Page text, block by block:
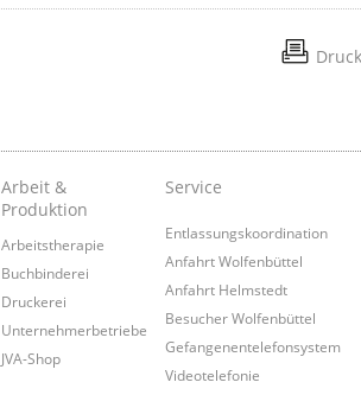
Arbeit &
Produktion
Arbeitstherapie
Buchbinderei
Druckerei
Unternehmerbetriebe
JVA-Shop
Service
Entlassungskoordination
Anfahrt Wolfenbüttel
Anfahrt Helmstedt
Besucher Wolfenbüttel
Gefangenentelefonsystem
Videotelefonie